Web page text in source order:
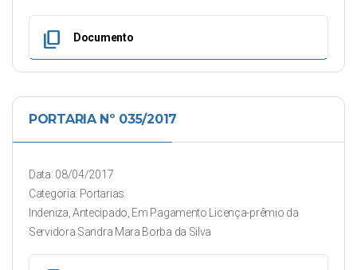
content_copy Documento
PORTARIA Nº 035/2017
Data: 08/04/2017
Categoria: Portarias
Indeniza, Antecipado, Em Pagamento Licença-prêmio da
Servidora Sandra Mara Borba da Silva